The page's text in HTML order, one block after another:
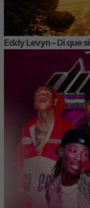
Eddy Levyn – Di que si